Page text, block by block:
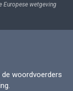
Europese wetgeving
woordvoerders